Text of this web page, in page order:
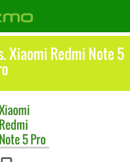
Xiaomi Redmi Note 5
Redmi
Note 5 Pro